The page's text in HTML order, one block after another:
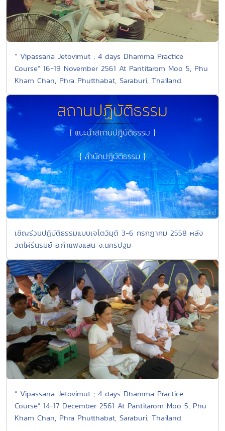
“ Vipassana Jetovimut ; 4 days Dhamma Practice
Course” 16-19 November 2561 At Pantitarom Moo 5, Phu
Kham Chan, Phra Phutthabat, Saraburi, Thailand.
เชิญร่วมปฏิบัติธรรมแบบเจโตวิมุติ 3-6 กรกฎาคม 2558 หลัง
วัดไผ่รื่นรมย์ อ.กำแพงแสน จ.นครปฐม
“ Vipassana Jetovimut ; 4 days Dhamma Practice
Course” 14-17 December 2561 At Pantitarom Moo 5, Phu
Kham Chan, Phra Phutthabat, Saraburi, Thailand.